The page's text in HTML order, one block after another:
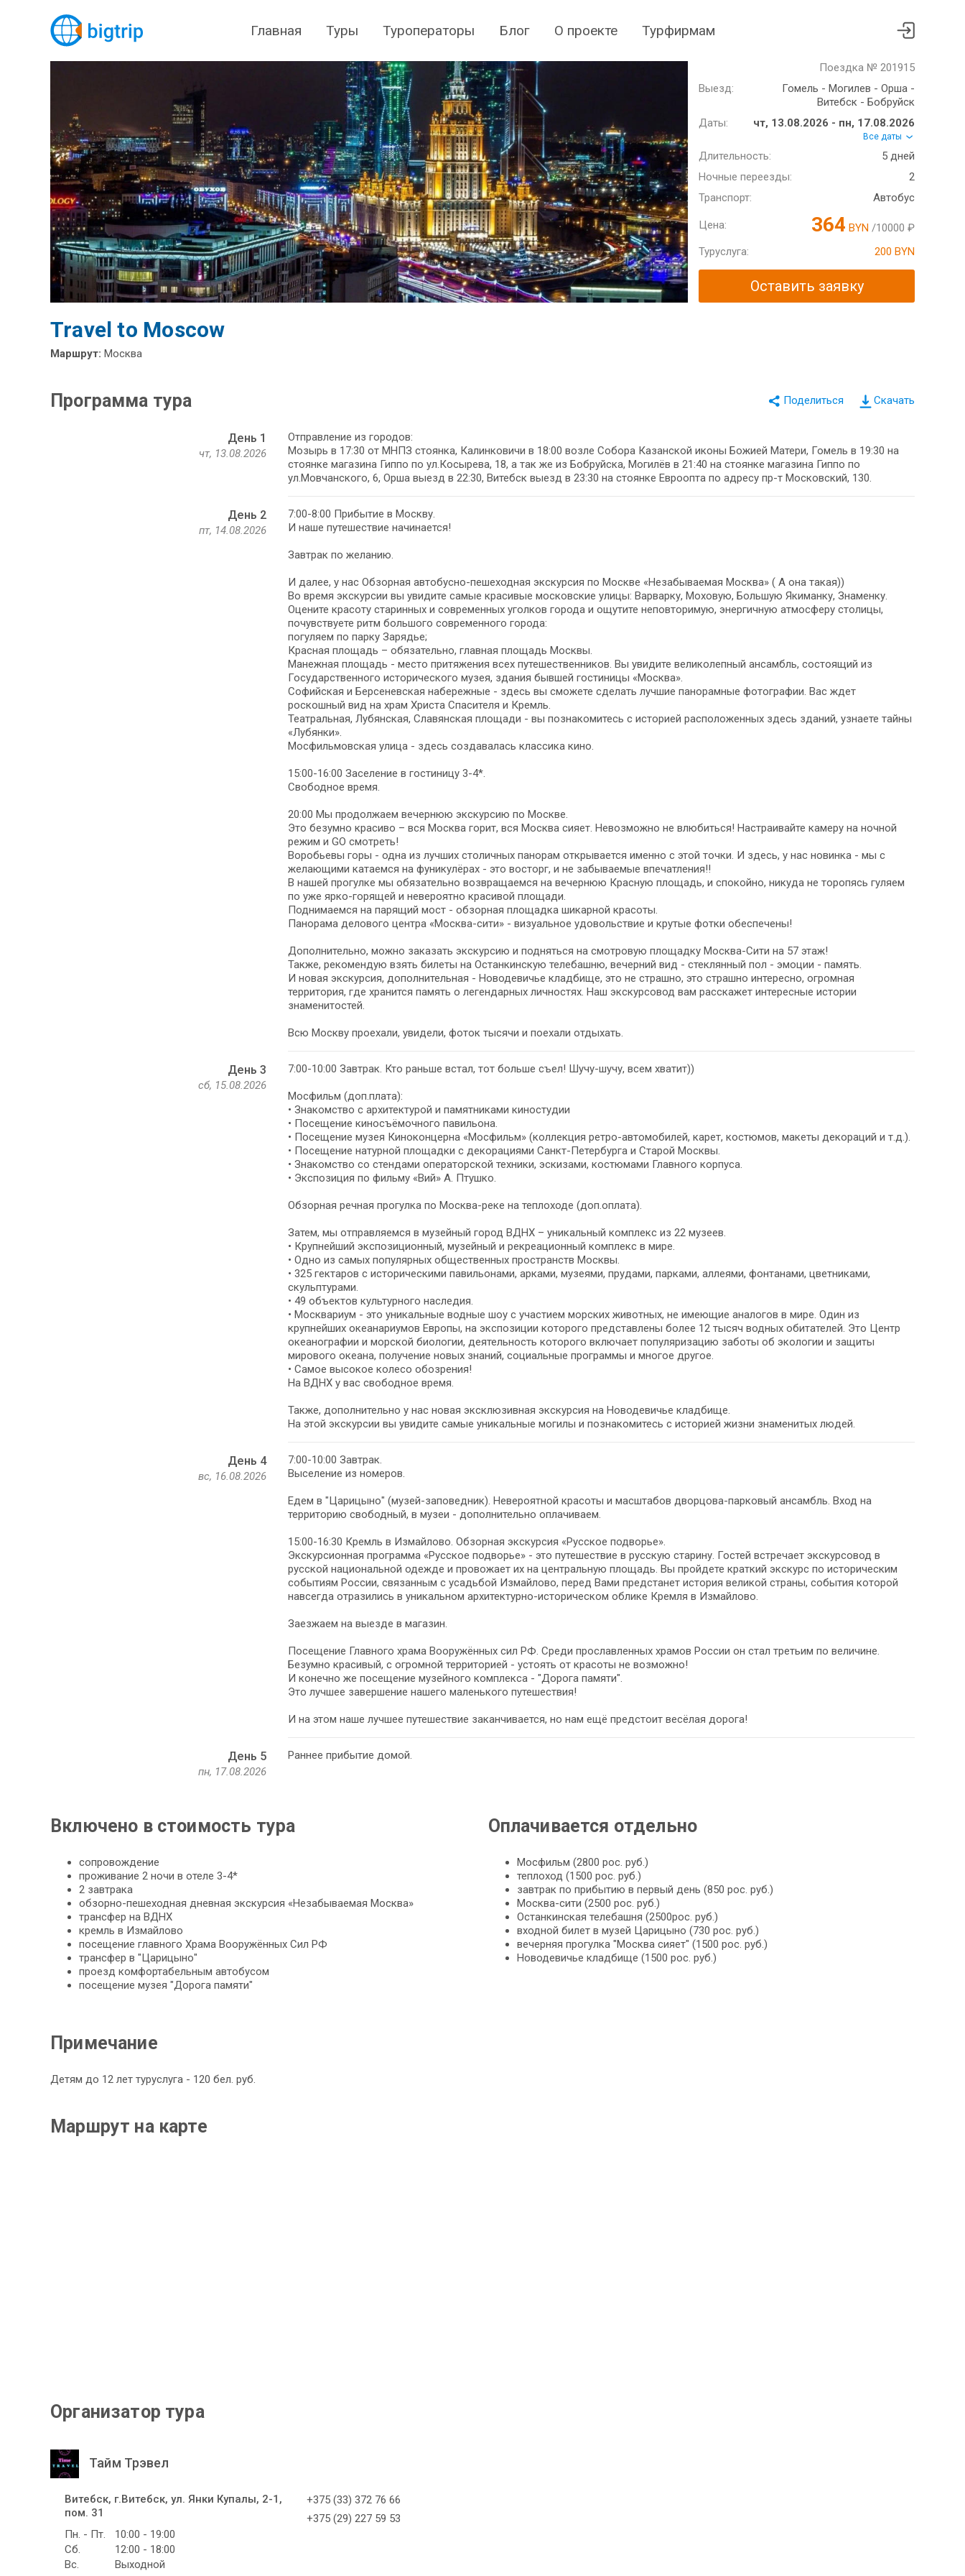
Главная Туры Туроператоры Блог О проекте Турфирмам
Поездка № 201915
Выезд:
Гомель - Могилев - Орша -
Витебск - Бобруйск
Даты:
чт, 13.08.2026 - пн, 17.08.2026
Все даты
Длительность:
5 дней
Ночные переезды:
2
Транспорт:
Автобус
Цена: 364 BYN /10000 ₽
Туруслуга:
200 BYN
Оставить заявку
Travel to Moscow
Маршрут: Москва
Скачать
Программа тура
День 1
чт, 13.08.2026
Отправление из городов:
Мозырь в 17:30 от МНПЗ стоянка, Калинковичи в 18:00 возле Собора Казанской иконы Божией Матери, Гомель в 19:30 на
стоянке магазина Гиппо по ул.Косырева, 18, а так же из Бобруйска, Могилёв в 21:40 на стоянке магазина Гиппо по
ул.Мовчанского, 6, Орша выезд в 22:30, Витебск выезд в 23:30 на стоянке Евроопта по адресу пр-т Московский, 130.
День 2
пт, 14.08.2026
7:00-8:00 Прибытие в Москву.
И наше путешествие начинается!
Завтрак по желанию.
И далее, у нас Обзорная автобусно-пешеходная экскурсия по Москве «Незабываемая Москва» ( А она такая))
Во время экскурсии вы увидите самые красивые московские улицы: Варварку, Моховую, Большую Якиманку, Знаменку.
Оцените красоту старинных и современных уголков города и ощутите неповторимую, энергичную атмосферу столицы,
почувствуете ритм большого современного города:
погуляем по парку Зарядье;
Красная площадь – обязательно, главная площадь Москвы.
Манежная площадь - место притяжения всех путешественников. Вы увидите великолепный ансамбль, состоящий из
Государственного исторического музея, здания бывшей гостиницы «Москва».
Софийская и Берсеневская набережные - здесь вы сможете сделать лучшие панорамные фотографии. Вас ждет
роскошный вид на храм Христа Спасителя и Кремль.
Театральная, Лубянская, Славянская площади - вы познакомитесь с историей расположенных здесь зданий, узнаете тайны
«Лубянки».
Мосфильмовская улица - здесь создавалась классика кино.
15:00-16:00 Заселение в гостиницу 3-4*.
Свободное время.
20:00 Мы продолжаем вечернюю экскурсию по Москве.
Это безумно красиво – вся Москва горит, вся Москва сияет. Невозможно не влюбиться! Настраивайте камеру на ночной
режим и GO смотреть!
Воробьевы горы - одна из лучших столичных панорам открывается именно с этой точки. И здесь, у нас новинка - мы с
желающими катаемся на фуникулёрах - это восторг, и не забываемые впечатления!!
В нашей прогулке мы обязательно возвращаемся на вечернюю Красную площадь, и спокойно, никуда не торопясь гуляем
по уже ярко-горящей и невероятно красивой площади.
Поднимаемся на парящий мост - обзорная площадка шикарной красоты.
Панорама делового центра «Москва-сити» - визуальное удовольствие и крутые фотки обеспечены!
Дополнительно, можно заказать экскурсию и подняться на смотровую площадку Москва-Сити на 57 этаж!
Также, рекомендую взять билеты на Останкинскую телебашню, вечерний вид - стеклянный пол - эмоции - память.
И новая экскурсия, дополнительная - Новодевичье кладбище, это не страшно, это страшно интересно, огромная
территория, где хранится память о легендарных личностях. Наш экскурсовод вам расскажет интересные истории
знаменитостей.
Всю Москву проехали, увидели, фоток тысячи и поехали отдыхать.
День 3
сб, 15.08.2026
7:00-10:00 Завтрак. Кто раньше встал, тот больше съел! Шучу-шучу, всем хватит))
Мосфильм (доп.плата):
• Знакомство с архитектурой и памятниками киностудии
• Посещение киносъёмочного павильона.
• Посещение музея Киноконцерна «Мосфильм» (коллекция ретро-автомобилей, карет, костюмов, макеты декораций и т.д.).
• Посещение натурной площадки с декорациями Санкт-Петербурга и Старой Москвы.
• Знакомство со стендами операторской техники, эскизами, костюмами Главного корпуса.
• Экспозиция по фильму «Вий» А. Птушко.
Обзорная речная прогулка по Москва-реке на теплоходе (доп.оплата).
Затем, мы отправляемся в музейный город ВДНХ – уникальный комплекс из 22 музеев.
• Крупнейший экспозиционный, музейный и рекреационный комплекс в мире.
• Одно из самых популярных общественных пространств Москвы.
• 325 гектаров с историческими павильонами, арками, музеями, прудами, парками, аллеями, фонтанами, цветниками,
скульптурами.
• 49 объектов культурного наследия.
• Москвариум - это уникальные водные шоу с участием морских животных, не имеющие аналогов в мире. Один из
крупнейших океанариумов Европы, на экспозиции которого представлены более 12 тысяч водных обитателей. Это Центр
океанографии и морской биологии, деятельность которого включает популяризацию заботы об экологии и защиты
мирового океана, получение новых знаний, социальные программы и многое другое.
• Самое высокое колесо обозрения!
На ВДНХ у вас свободное время.
Также, дополнительно у нас новая эксклюзивная экскурсия на Новодевичье кладбище.
На этой экскурсии вы увидите самые уникальные могилы и познакомитесь с историей жизни знаменитых людей.
День 4
вс, 16.08.2026
7:00-10:00 Завтрак.
Выселение из номеров.
Едем в "Царицыно" (музей-заповедник). Невероятной красоты и масштабов дворцова-парковый ансамбль. Вход на
территорию свободный, в музеи - дополнительно оплачиваем.
15:00-16:30 Кремль в Измайлово. Обзорная экскурсия «Русское подворье».
Экскурсионная программа «Русское подворье» - это путешествие в русскую старину. Гостей встречает экскурсовод в
русской национальной одежде и провожает их на центральную площадь. Вы пройдете краткий экскурс по историческим
событиям России, связанным с усадьбой Измайлово, перед Вами предстанет история великой страны, события которой
навсегда отразились в уникальном архитектурно-историческом облике Кремля в Измайлово.
Заезжаем на выезде в магазин.
Посещение Главного храма Вооружённых сил РФ. Среди прославленных храмов России он стал третьим по величине.
Безумно красивый, с огромной территорией - устоять от красоты не возможно!
И конечно же посещение музейного комплекса - "Дорога памяти".
Это лучшее завершение нашего маленького путешествия!
И на этом наше лучшее путешествие заканчивается, но нам ещё предстоит весёлая дорога!
День 5
пн, 17.08.2026
Раннее прибытие домой.
Включено в стоимость тура
сопровождение
проживание 2 ночи в отеле 3-4*
2 завтрака
обзорно-пешеходная дневная экскурсия «Незабываемая Москва»
трансфер на ВДНХ
кремль в Измайлово
посещение главного Храма Вооружённых Сил РФ
трансфер в "Царицыно"
проезд комфортабельным автобусом
посещение музея "Дорога памяти"
Оплачивается отдельно
Мосфильм (2800 рос. руб.)
теплоход (1500 рос. руб.)
завтрак по прибытию в первый день (850 рос. руб.)
Москва-сити (2500 рос. руб.)
Останкинская телебашня (2500рос. руб.)
входной билет в музей Царицыно (730 рос. руб.)
вечерняя прогулка "Москва сияет" (1500 рос. руб.)
Новодевичье кладбище (1500 рос. руб.)
Примечание
Детям до 12 лет туруслуга - 120 бел. руб.
Маршрут на карте
Организатор тура
Тайм Трэвел
Витебск, г.Витебск, ул. Янки Купалы, 2-1,
пом. 31
Пн. - Пт.
10:00 - 19:00
Сб.
12:00 - 18:00
Вс.
Выходной
+375 (33) 372 76 66
+375 (29) 227 59 53